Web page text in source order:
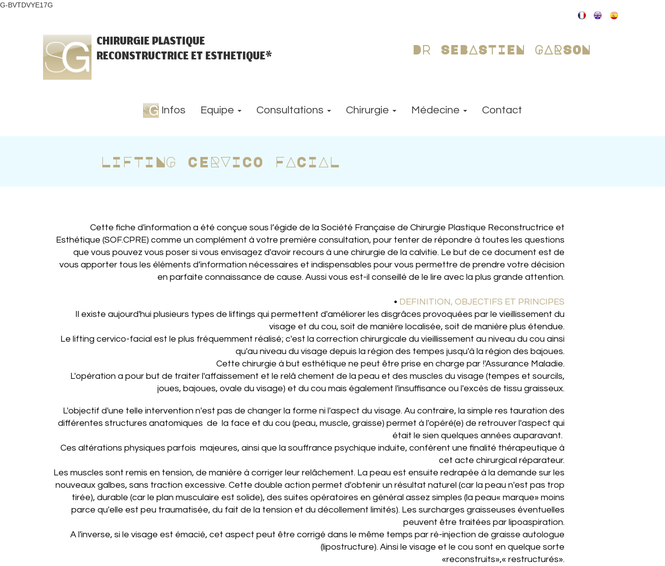
G-BVTDVYE17G
CHIRURGIE PLASTIQUE
RECONSTRUCTRICE ET ESTHETIQUE* Dr SEBASTIEN GARSON
Infos Equipe Consultations Chirurgie Médecine Contact
LIFTING CERVICO FACIAL
Cette fiche d'information a été conçue sous l’égide de la Société Française de Chirurgie Plastique Reconstructrice et
Esthétique (SOF.CPRE) comme un complément à votre première consultation, pour tenter de répondre à toutes les questions
que vous pouvez vous poser si vous envisagez d'avoir recours à une chirurgie de la calvitie. Le but de ce document est de
vous apporter tous les éléments d’information nécessaires et indispensables pour vous permettre de prendre votre décision
en parfaite connaissance de cause. Aussi vous est-il conseillé de le lire avec la plus grande attention.
• DEFINITION, OBJECTIFS ET PRINCIPES
Il existe aujourd'hui plusieurs types de liftings qui permettent d'améliorer les disgrâces provoquées par le vieillissement du
visage et du cou, soit de manière localisée, soit de manière plus étendue.
Le lifting cervico-facial est le plus fréquemment réalisé; c'est la correction chirurgicale du vieillissement au niveau du cou ainsi
qu'au niveau du visage depuis la région des tempes jusqu'à la région des bajoues.
Cette chirurgie à but esthétique ne peut être prise en charge par !'Assurance Maladie.
L'opération a pour but de traiter l'affaissement et le relâ­ chement de la peau et des muscles du visage (tempes et sourcils,
joues, bajoues, ovale du visage) et du cou mais également l'insuffisance ou l'excès de tissu graisseux.
L'objectif d'une telle intervention n'est pas de changer la forme ni l'aspect du visage. Au contraire, la simple res­ tauration des
différentes structures anatomiques de la face et du cou (peau, muscle, graisse) permet à l'opéré(e) de retrouver l'aspect qui
était le sien quelques années auparavant.
Ces altérations physiques parfois majeures, ainsi que la souffrance psychique induite, confèrent une finalité thérapeutique à
cet acte chirurgical réparateur.
Les muscles sont remis en tension, de manière à corriger leur relâchement. La peau est ensuite redrapée à la demande sur les
nouveaux galbes, sans traction excessive. Cette double action permet d'obtenir un résultat naturel (car la peau n'est pas trop
tirée), durable (car le plan musculaire est solide), des suitesopératoires en général assez simples (la peau« marque» moins
parce qu'elle est peu traumatisée, du fait de la tension et du décollement limités). Les surcharges graisseuses éventuelles
peuvent être traitées par lipoaspiration.
A l'inverse, si le visage est émacié, cet aspect peut être corrigé dans le même temps par ré-injection de graisse autologue
(lipostructure). Ainsi le visage et le cou sont en quelque sorte
«reconstruits»,« restructurés».